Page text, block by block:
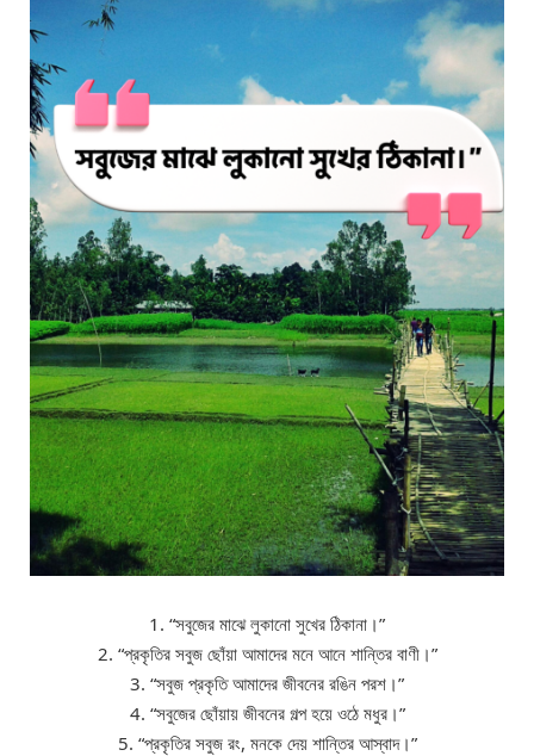
1. “সবুজের মাঝে লুকানো সুখের ঠিকানা।”
2. “প্রকৃতির সবুজ ছোঁয়া আমাদের মনে আনে শান্তির বাণী।”
3. “সবুজ প্রকৃতি আমাদের জীবনের রঙিন পরশ।”
4. “সবুজের ছোঁয়ায় জীবনের গল্প হয়ে ওঠে মধুর।”
5. “প্রকৃতির সবুজ রং, মনকে দেয় শান্তির আস্বাদ।”